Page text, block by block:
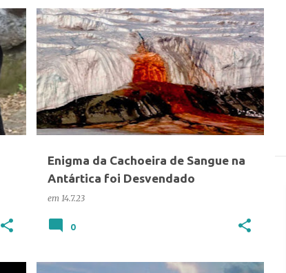
Enigma da Cachoeira de Sangue na
Antártica foi Desvendado
em 14.7.23
CIÊNCIA VÁRIOS
0